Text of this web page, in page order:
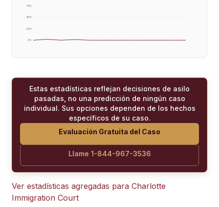
0%
25%
50%
75%
Estas estadísticas reflejan decisiones de asilo
pasadas, no una predicción de ningún caso
individual. Sus opciones dependen de los hechos
específicos de su caso.
Evaluación Gratuita del Caso
Llame 1-844-967-3536
Ver estadísticas agregadas para Charlotte
Immigration Court